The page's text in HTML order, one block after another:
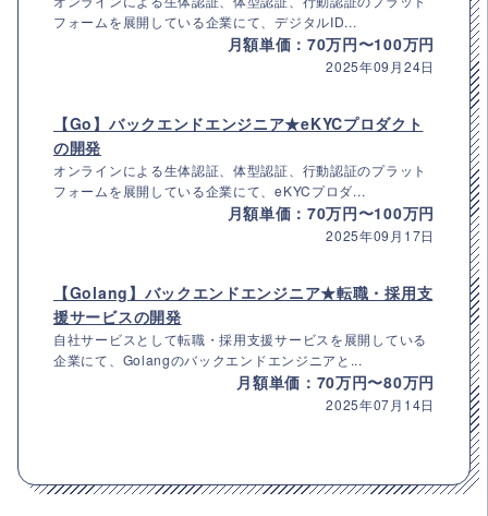
フォームを展開している企業にて、デジタルID...
月額単価：70万円〜100万円
2025年09月24日
【Go】バックエンドエンジニア★eKYCプロダクト
の開発
オンラインによる生体認証、体型認証、行動認証のプラット
フォームを展開している企業にて、eKYCプロダ...
月額単価：70万円〜100万円
2025年09月17日
【Golang】バックエンドエンジニア★転職・採用支
援サービスの開発
自社サービスとして転職・採用支援サービスを展開している
企業にて、Golangのバックエンドエンジニアと...
月額単価：70万円〜80万円
2025年07月14日